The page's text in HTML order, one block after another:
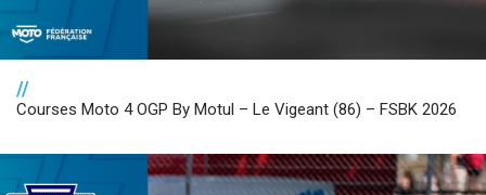
//
Courses Moto 4 OGP By Motul – Le Vigeant (86) – FSBK 2026